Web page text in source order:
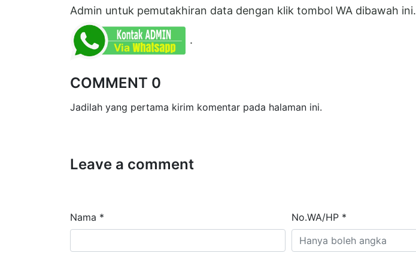
Admin untuk pemutakhiran data dengan klik tombol WA dibawah ini.
.
COMMENT 0
Jadilah yang pertama kirim komentar pada halaman ini.
Leave a comment
Nama * No.WA/HP *